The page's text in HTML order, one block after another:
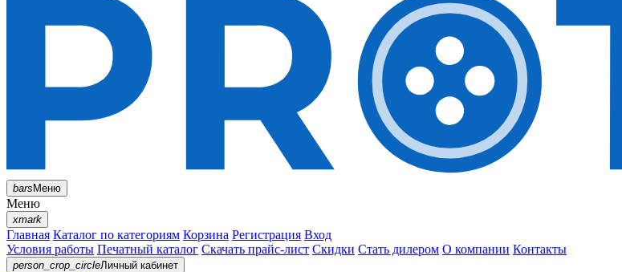
barsМеню
Меню
xmark
Главная Каталог по категориям Корзина Регистрация Вход
Условия работы Печатный каталог Скачать прайс-лист Скидки Стать дилером О компании Контакты
person_crop_circleЛичный кабинет